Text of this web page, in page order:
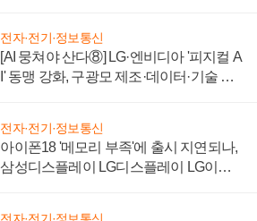
전자·전기·정보통신
[AI 뭉쳐야 산다⑧] LG·엔비디아 '피지컬 A
I' 동맹 강화, 구광모 제조·데이터·기술 결
전자·전기·정보통신
아이폰18 '메모리 부족'에 출시 지연되나,
삼성디스플레이 LG디스플레이 LG이노
전자·전기·정보통신